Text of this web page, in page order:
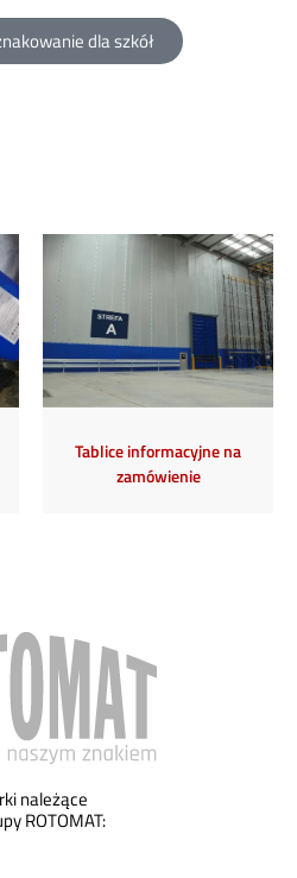
dla szkół
Tablice informacyjne na
zamówienie
należące
ROTOMAT: